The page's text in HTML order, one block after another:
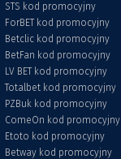
STS kod promocyjny
ForBET kod promocyjny
Betclic kod promocyjny
BetFan kod promocyjny
LV BET kod promocyjny
Totalbet kod promocyjny
PZBuk kod promocyjny
ComeOn kod promocyjny
Etoto kod promocyjny
Betway kod promocyjny